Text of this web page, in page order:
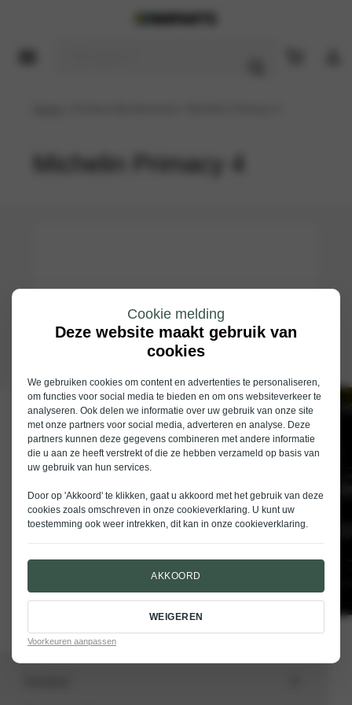
Cookie melding
Deze website maakt gebruik van
cookies
We gebruiken cookies om content en advertenties te personaliseren,
om functies voor social media te bieden en om ons websiteverkeer te
analyseren. Ook delen we informatie over uw gebruik van onze site
met onze partners voor social media, adverteren en analyse. Deze
partners kunnen deze gegevens combineren met andere informatie
die u aan ze heeft verstrekt of die ze hebben verzameld op basis van
uw gebruik van hun services.
Door op 'Akkoord' te klikken, gaat u akkoord met het gebruik van deze
cookies zoals omschreven in onze cookieverklaring. U kunt uw
toestemming ook weer intrekken, dit kan in onze cookieverklaring.
AKKOORD
WEIGEREN
Voorkeuren aanpassen
Michelin Primacy 4
Schrijf je in voor de nieuwsbrief van
Nieuwenhuijse
E-mailadres
VERSTUREN